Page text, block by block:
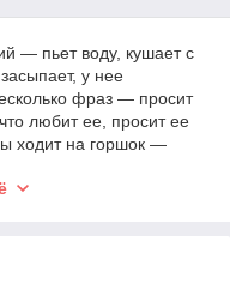
— пьет воду, кушает с
у нее
фраз — просит
любит ее, просит ее
ходит на горшок —
дела в памперс и